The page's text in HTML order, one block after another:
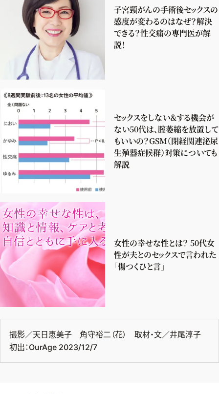
子宮頸がんの手術後セックスの
感度が変わるのはなぜ？解決
できる？性交痛の専門医が解
説！
セックスをしない＆する機会が
ない50代は、腟萎縮を放置して
もいいの？GSM（閉経関連泌尿
生殖器症候群）対策についても
解説
女性の幸せな性とは？ 50代女
性が夫とのセックスで言われた
「傷つくひと言」
撮影／天日恵美子 角守裕二（花） 取材・文／井尾淳子
初出：OurAge 2023/12/7